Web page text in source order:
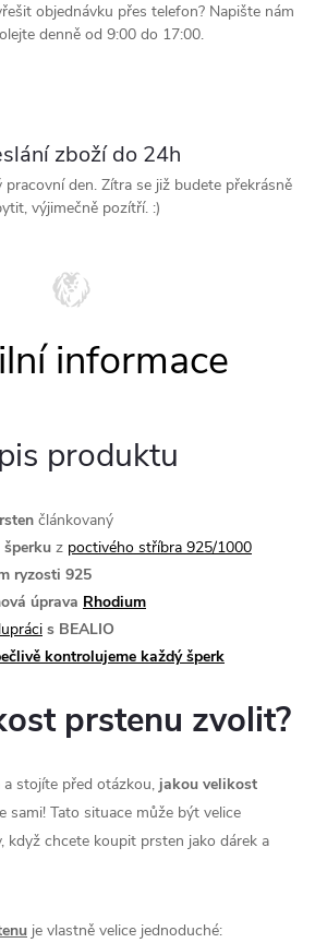
objednávku přes telefon? Napište nám
denně od 9:00 do 17:00.
zboží do 24h
pracovní den. Zítra se již budete překrásně
výjimečně pozítří. :)
produktu
článkovaný
z poctivého stříbra 925/1000
ryzosti 925
úprava Rhodium
s BEALIO
kontrolujeme každý šperk
prstenu zvolit?
a stojíte před otázkou, jakou velikost
sami! Tato situace může být velice
když chcete koupit prsten jako dárek a
je vlastně velice jednoduché: